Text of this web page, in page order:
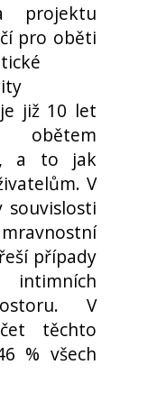
projektu
pro oběti
již 10 let
obětem
a to jak
V
souvislosti
případy
intimních
V
těchto
% všech